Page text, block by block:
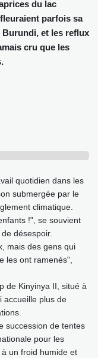
du lac
parfois sa
Burundi, et les reflux
cru que les
quotidien dans les
submergée par le
climatique.
!", se souvient
désespoir.
mais des gens qui
les ont ramenés",
de Kinyinya II, situé à
accueille plus de
succession de tentes
pour les
un froid humide et